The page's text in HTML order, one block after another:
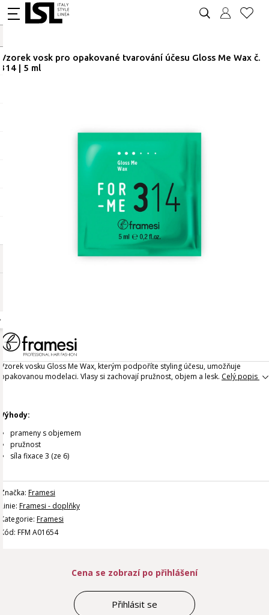
Vzorek vosk pro opakované tvarování účesu Gloss Me Wax č.
314 | 5 ml
Vzorek vosku Gloss Me Wax, kterým podpoříte styling účesu, umožňuje
opakovanou modelaci. Vlasy si zachovají pružnost, objem a lesk. Celý popis
Výhody:
prameny s objemem
pružnost
síla fixace 3 (ze 6)
Značka: Framesi
Linie: Framesi - doplňky
Kategorie: Framesi
Kód: FFM A01654
Cena se zobrazí po přihlášení
Přihlásit se